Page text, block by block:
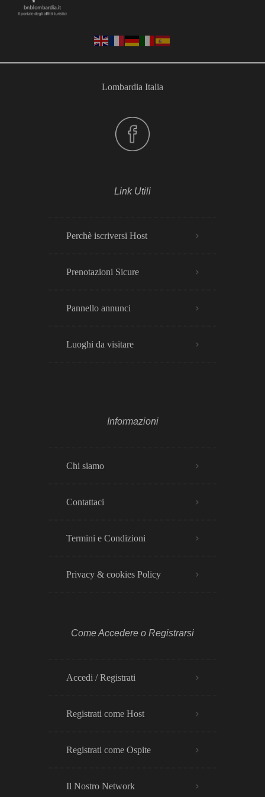
Lombardia Italia
Link Utili
Perchè iscriversi Host
Prenotazioni Sicure
Pannello annunci
Luoghi da visitare
Informazioni
Chi siamo
Contattaci
Termini e Condizioni
Privacy & cookies Policy​
Come Accedere o Registrarsi
Accedi / Registrati
Registrati come Host
Registrati come Ospite
Il Nostro Network